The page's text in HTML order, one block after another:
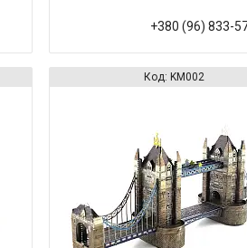
+380 (96) 833-
KM002